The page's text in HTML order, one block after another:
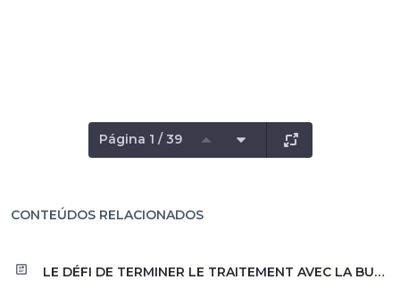
Página 1 / 39
CONTEÚDOS RELACIONADOS
LE DÉFI DE TERMINER LE TRAITEMENT AVEC LA BUPRÉNORPHINE : NOUVELLES STRATÉGIES ET PRÉSENTATION DE CAS Drs David Barbeau et Nicolas Demers